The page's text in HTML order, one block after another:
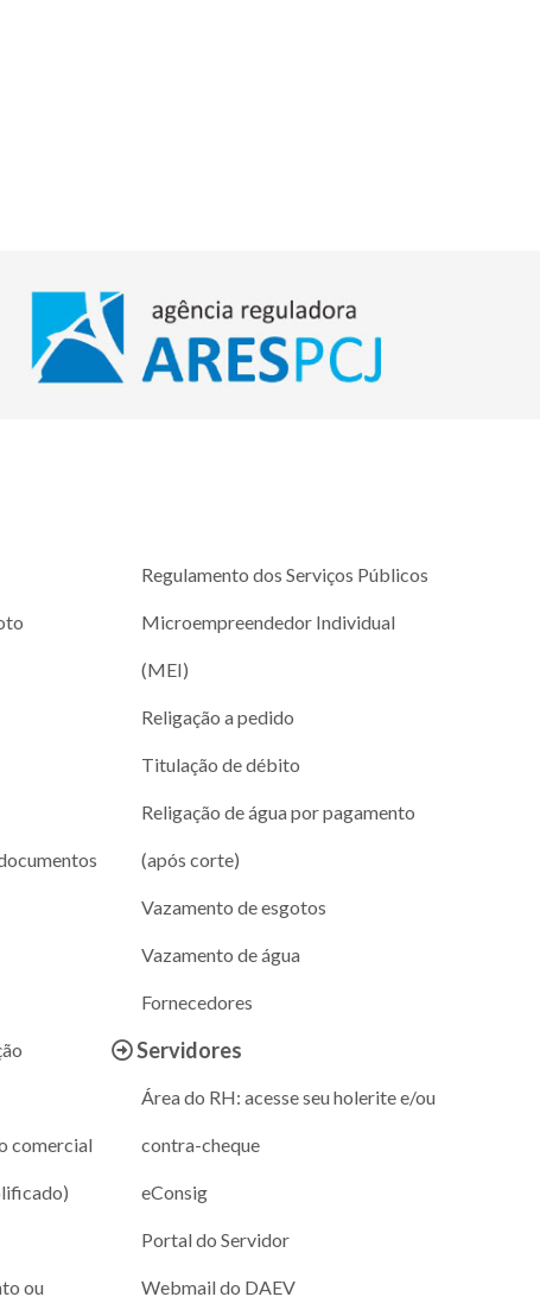
comercial
ou
Regulamento dos Serviços Públicos
Microempreendedor Individual
(MEI)
Religação a pedido
Titulação de débito
Religação de água por pagamento
(após corte)
Vazamento de esgotos
Vazamento de água
Fornecedores
Servidores
Área do RH: acesse seu holerite e/ou
contra-cheque
eConsig
Portal do Servidor
Webmail do DAEV